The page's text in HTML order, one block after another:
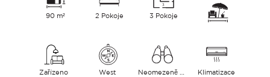
90 m² 2 Pokoje 3 Pokoje
Zařízeno West Klimatizace